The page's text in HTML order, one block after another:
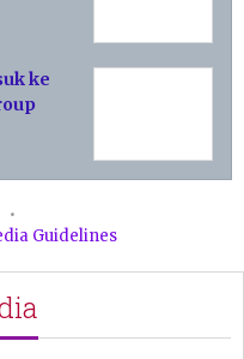
ke
Guidelines